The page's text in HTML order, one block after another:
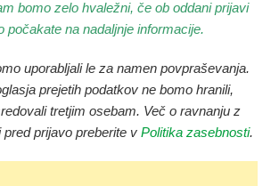
bomo zelo hvaležni, če ob oddani prijavi
počakate na nadaljnje informacije.
uporabljali le za namen povpraševanja.
prejetih podatkov ne bomo hranili,
tretjim osebam. Več o ravnanju z
prijavo preberite v Politika zasebnosti.